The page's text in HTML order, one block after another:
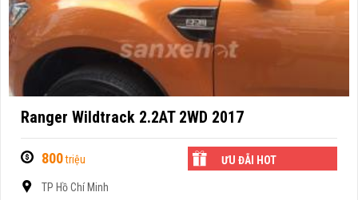
Ranger Wildtrack 2.2AT 2WD 2017
800triệu ƯU ĐÃI HOT
TP Hồ Chí Minh